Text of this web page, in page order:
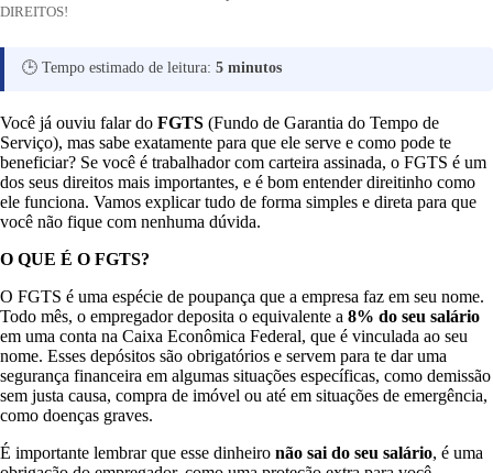
DIREITOS!
🕒 Tempo estimado de leitura: 5 minutos
Você já ouviu falar do FGTS (Fundo de Garantia do Tempo de
Serviço), mas sabe exatamente para que ele serve e como pode te
beneficiar? Se você é trabalhador com carteira assinada, o FGTS é um
dos seus direitos mais importantes, e é bom entender direitinho como
ele funciona. Vamos explicar tudo de forma simples e direta para que
você não fique com nenhuma dúvida.
O QUE É O FGTS?
O FGTS é uma espécie de poupança que a empresa faz em seu nome.
Todo mês, o empregador deposita o equivalente a 8% do seu salário
em uma conta na Caixa Econômica Federal, que é vinculada ao seu
nome. Esses depósitos são obrigatórios e servem para te dar uma
segurança financeira em algumas situações específicas, como demissão
sem justa causa, compra de imóvel ou até em situações de emergência,
como doenças graves.
É importante lembrar que esse dinheiro não sai do seu salário, é uma